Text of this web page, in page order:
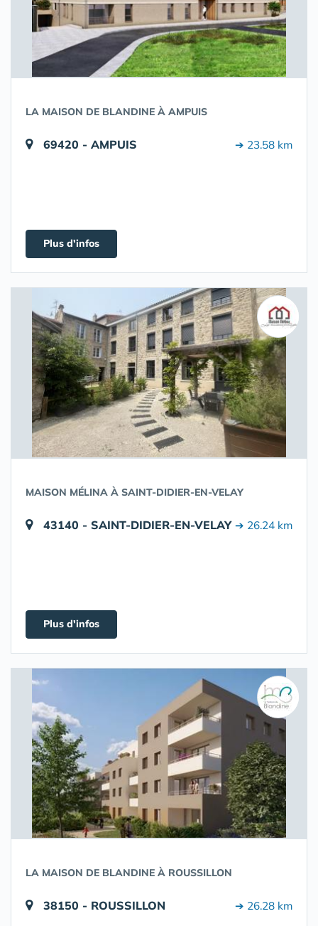
LA MAISON DE BLANDINE À AMPUIS
69420 - AMPUIS ➔ 23.58 km
Plus d'infos
MAISON MÉLINA À SAINT-DIDIER-EN-VELAY
43140 - SAINT-DIDIER-EN-VELAY ➔ 26.24 km
Plus d'infos
LA MAISON DE BLANDINE À ROUSSILLON
38150 - ROUSSILLON ➔ 26.28 km